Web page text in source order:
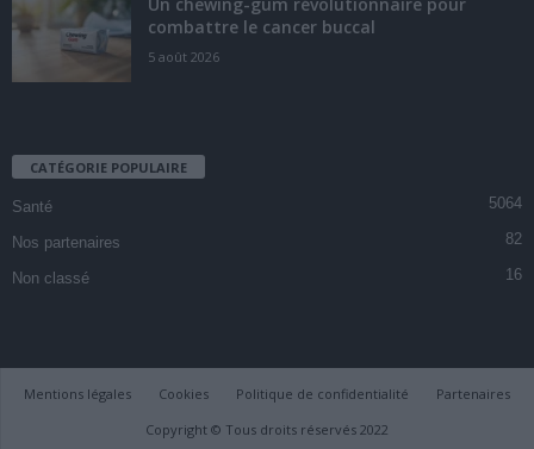
combattre le cancer buccal
5 août 2026
CATÉGORIE POPULAIRE
Santé 5064
Nos partenaires 82
Non classé 16
Mentions légales Cookies Politique de confidentialité
Partenaires
Copyright © Tous droits réservés 2022